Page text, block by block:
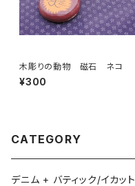
木彫りの動物 磁石 ネコ
¥300
CATEGORY
デニム + バティック/イカット